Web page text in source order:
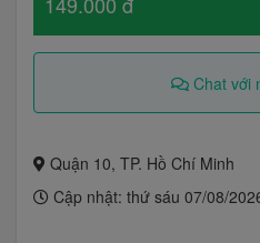
Chat với
Quận 10, TP. Hồ Chí Minh
Cập nhật: thứ sáu 07/08/